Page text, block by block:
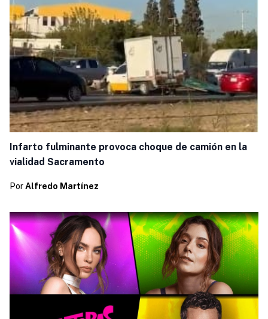
Infarto fulminante provoca choque de camión en la
vialidad Sacramento
Por Alfredo Martínez